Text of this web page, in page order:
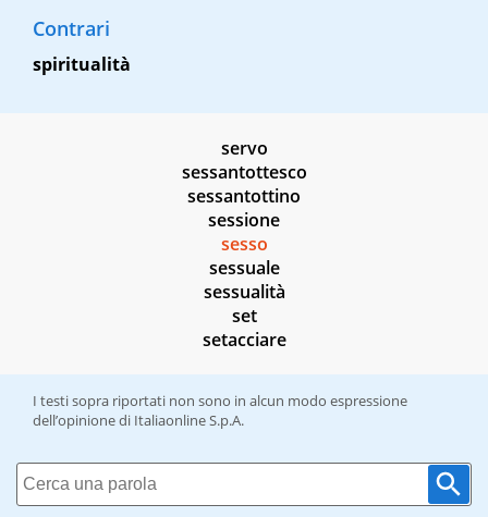
Contrari
spiritualità
servo
sessantottesco
sessantottino
sessione
sesso
sessuale
sessualità
set
setacciare
I testi sopra riportati non sono in alcun modo espressione
dell’opinione di Italiaonline S.p.A.